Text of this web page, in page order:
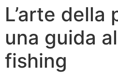
L’arte della
una guida
fishing